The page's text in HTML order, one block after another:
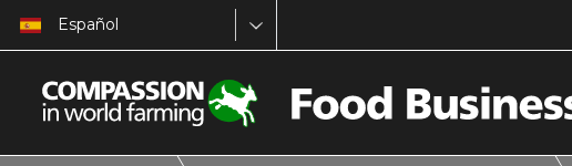
Español